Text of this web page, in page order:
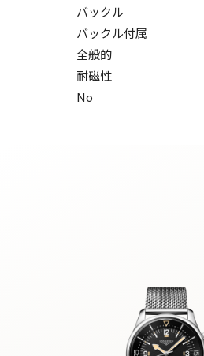
バックル
バックル付属
全般的
耐磁性
No